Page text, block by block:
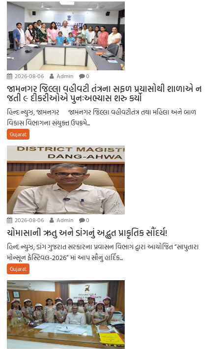
2026-08-06 Admin 0
જામનગર જિલ્લા વહીવટી તંત્રના સફળ પ્રયાસોથી શાળાએ ન
જતી ૯ દીકરીઓએ પુનઃઅભ્યાસ શરુ કર્યો
હિન્દ ન્યુઝ, જામનગર જામનગર જિલ્લા વહીવટીતંત્ર તથા મહિલા અને બાળ
વિકાસ વિભાગના સંયુક્ત ઉપક્રમે...
Gujarat
2026-08-06 Admin 0
ચોમાસાની ઋતુ અને ડાંગનું અદ્ભુત પ્રાકૃતિક સૌંદર્ય!
હિન્દ ન્યુઝ, ડાંગ ​ગુજરાત સરકારના પ્રવાસન વિભાગ દ્વારા આયોજિત “સાપુતારા
મોન્સૂન ફેસ્ટિવલ-2026” માં આપ સૌનું હાર્દિક...
Gujarat